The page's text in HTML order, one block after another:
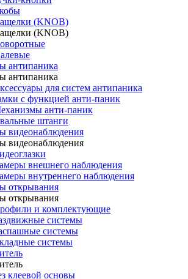
(KNOB)
(KNOB)
антипаника
антипаника
для систем антипаника
с функцией анти-паник
анти-паник
штанги
видеонаблюдения
видеонаблюдения
внешнего наблюдения
внутреннего наблюдения
открывания
открывания
и комплектующие
системы
системы
системы
клеевой основы